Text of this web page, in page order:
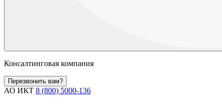
Консалтинговая компания
Перезвонить вам?
АО ИКТ 8 (800) 5000-136